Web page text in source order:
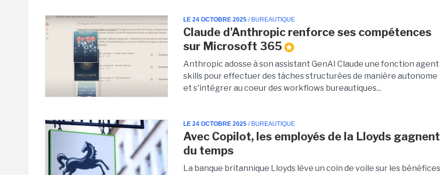
LE 24 OCTOBRE 2025 / BUREAUTIQUE
Claude d'Anthropic renforce ses compétences
sur Microsoft 365
Anthropic adosse à son assistant GenAI Claude une fonction agent
skills pour effectuer des tâches structurées de manière autonome
et s'intégrer au coeur des workflows bureautiques...
LE 24 OCTOBRE 2025 / BUREAUTIQUE
Avec Copilot, les employés de la Lloyds gagnent
du temps
La banque britannique Lloyds lève un coin de voile sur les bénéfices